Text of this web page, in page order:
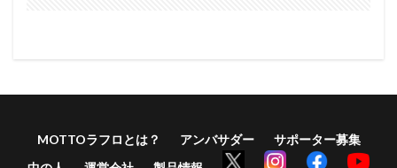
MOTTOラフロとは？ アンバサダー
サポーター募集